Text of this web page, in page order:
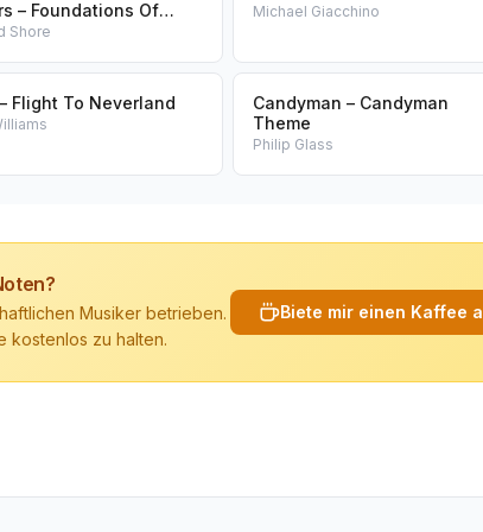
– Foundations Of
Shore
Michael Giacchino
Flight To Neverland
Candyman – Candyman
Theme
Philip Glass
Musiker betrieben.
kostenlos zu halten.
Biete mir einen Kaffee